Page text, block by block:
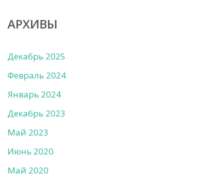
АРХИВЫ
Декабрь 2025
Февраль 2024
Январь 2024
Декабрь 2023
Май 2023
Июнь 2020
Май 2020